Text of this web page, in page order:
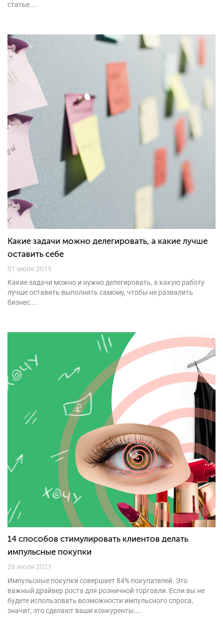
статье....
Какие задачи можно делегировать, а какие лучше
оставить себе
01 июля 2019
Какие задачи можно и нужно делегировать, а какую работу
лучше оставить выполнять самому, чтобы не развалить
бизнес....
14 способов стимулировать клиентов делать
импульсные покупки
26 июля 2021
Импульсные покупки совершает 84% покупателей. Это
важный драйвер роста для розничной торговли. Если вы не
будете использовать возможности импульсного спроса,
значит, это сделают ваши конкуренты....